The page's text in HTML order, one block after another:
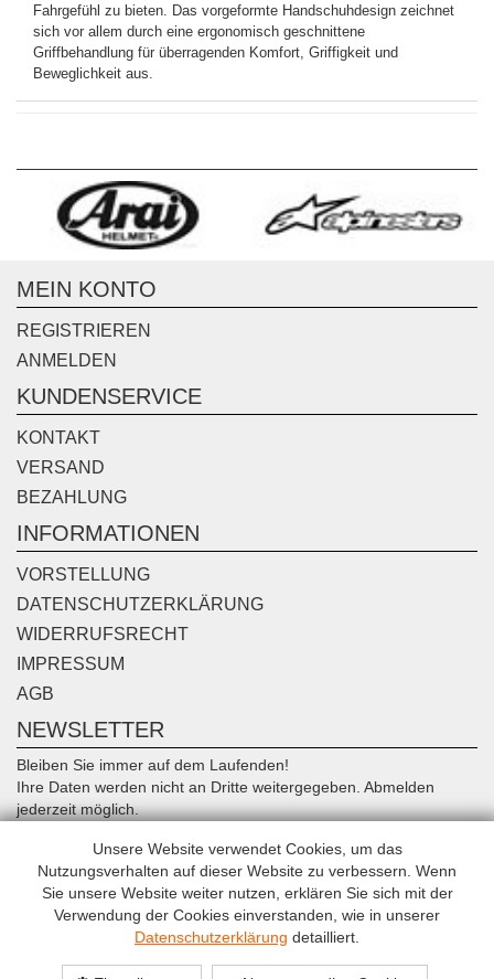
Unsere Website verwendet Cookies, um das
Nutzungsverhalten auf dieser Website zu verbessern. Wenn
Sie unsere Website weiter nutzen, erklären Sie sich mit der
Verwendung der Cookies einverstanden, wie in unserer
Datenschutzerklärung detailliert.
Fahrgefühl zu bieten. Das vorgeformte Handschuhdesign zeichnet
sich vor allem durch eine ergonomisch geschnittene
Griffbehandlung für überragenden Komfort, Griffigkeit und
Beweglichkeit aus.
MEIN KONTO
REGISTRIEREN
ANMELDEN
KUNDENSERVICE
KONTAKT
VERSAND
BEZAHLUNG
INFORMATIONEN
VORSTELLUNG
DATENSCHUTZERKLÄRUNG
WIDERRUFSRECHT
IMPRESSUM
AGB
NEWSLETTER
Bleiben Sie immer auf dem Laufenden!
Ihre Daten werden nicht an Dritte weitergegeben. Abmelden
jederzeit möglich.
Anmelden